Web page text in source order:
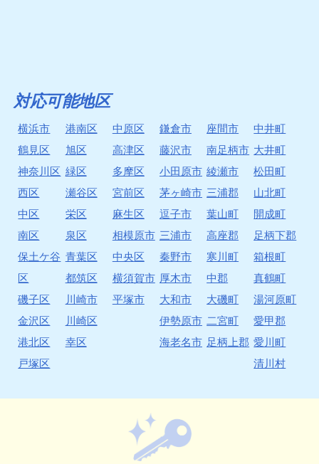
対応可能地区
横浜市
鶴見区
神奈川区
西区
中区
南区
保土ケ谷
区
磯子区
金沢区
港北区
戸塚区
港南区
旭区
緑区
瀬谷区
栄区
泉区
青葉区
都筑区
川崎市
川崎区
幸区
中原区
高津区
多摩区
宮前区
麻生区
相模原市
中央区
横須賀市
平塚市
鎌倉市
藤沢市
小田原市
茅ヶ崎市
逗子市
三浦市
秦野市
厚木市
大和市
伊勢原市
海老名市
座間市
南足柄市
綾瀬市
三浦郡
葉山町
高座郡
寒川町
中郡
大磯町
二宮町
足柄上郡
中井町
大井町
松田町
山北町
開成町
足柄下郡
箱根町
真鶴町
湯河原町
愛甲郡
愛川町
清川村